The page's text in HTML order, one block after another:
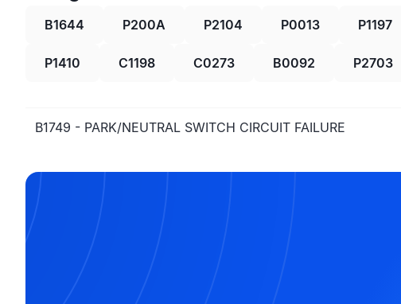
B1644 P200A P2104 P0013 P1197
P1410 C1198 C0273 B0092 P2703
B1749 - PARK/NEUTRAL SWITCH CIRCUIT FAILURE